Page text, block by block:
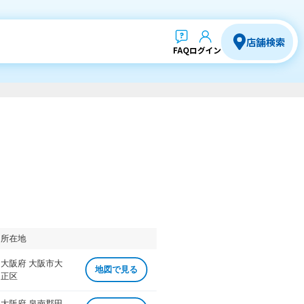
FAQログイン
店舗検索
所在地
大阪府 大阪市大
正区
地図で見る